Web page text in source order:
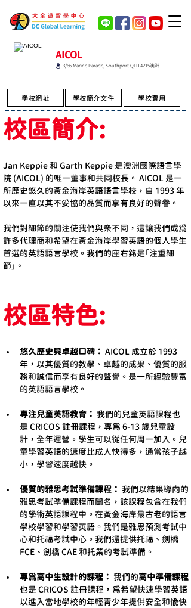
AICOL
3/66 Marine Parade, Southport QLD 4215澳洲
學校網址 學校簡介文件 學校費用
校區簡介:
Jan Keppie 和 Garth Keppie 是澳洲國際語言學
院 (AICOL) 的唯一董事和共同校長。 AICOL 是一
所歷史悠久的黃金海岸英語語言學校，自 1993 年
以來一直以其不妥協的品質而享有良好的聲譽。
我們對細節的關注使我們與眾不同，這讓我們成為
許多代理商和希望在黃金海岸學習英語的個人學生
首選的英語語言學校。我們的座右銘是「注重細
節」。
校區特色:
悠久歷史與卓越口碑： AICOL 成立於 1993
年，以其優質的教學、卓越的成果、優質的服
務和誠信而享有良好的聲譽。是一所經驗豐富
的英語語言學校。
專注兒童英語教育： 我們的兒童英語課程也
是 CRICOS 註冊課程，專為 6-13 歲兒童設
計，全年運營。學生可以從任何周一加入。兒
童學習英語的速度比成人快得多，通常孩子越
小，學習速度越快。
優質的雅思考試準備課程： 我們以結果導向的
雅思考試準備課程而聞名，該課程包含在我們
的學術英語課程中。在黃金海岸最古老的語言
學校學習和學習英語。我們是雅思預測考試中
心和托福考試中心。我們還提供托福、劍橋
FCE、劍橋 CAE 和托業的考試準備。
專為高中生設計的課程： 我們的高中準備課程
也是 CRICOS 註冊課程，為希望快速學習英語
以進入當地學校的年輕青少年提供安全和愉快